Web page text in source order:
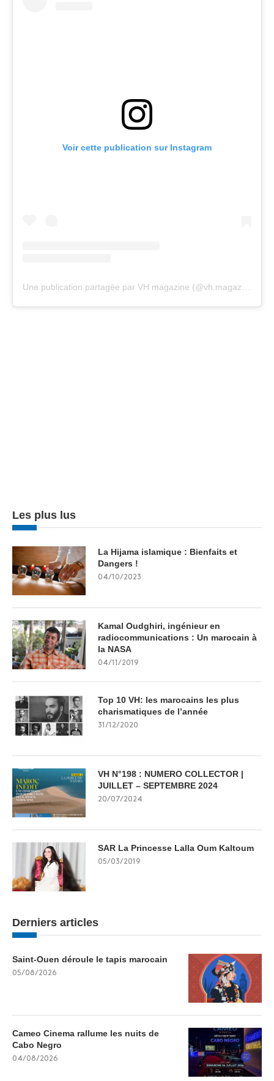
Voir cette publication sur Instagram
Une publication partagée par VH magazine (@vh.magazine)
Les plus lus
La Hijama islamique : Bienfaits et
Dangers !
04/10/2023
Kamal Oudghiri, ingénieur en
radiocommunications : Un marocain à
la NASA
04/11/2019
Top 10 VH: les marocains les plus
charismatiques de l’année
31/12/2020
VH N°198 : NUMERO COLLECTOR |
JUILLET – SEPTEMBRE 2024
20/07/2024
SAR La Princesse Lalla Oum Kaltoum
05/03/2019
Derniers articles
Saint-Ouen déroule le tapis marocain
05/08/2026
Cameo Cinema rallume les nuits de
Cabo Negro
04/08/2026